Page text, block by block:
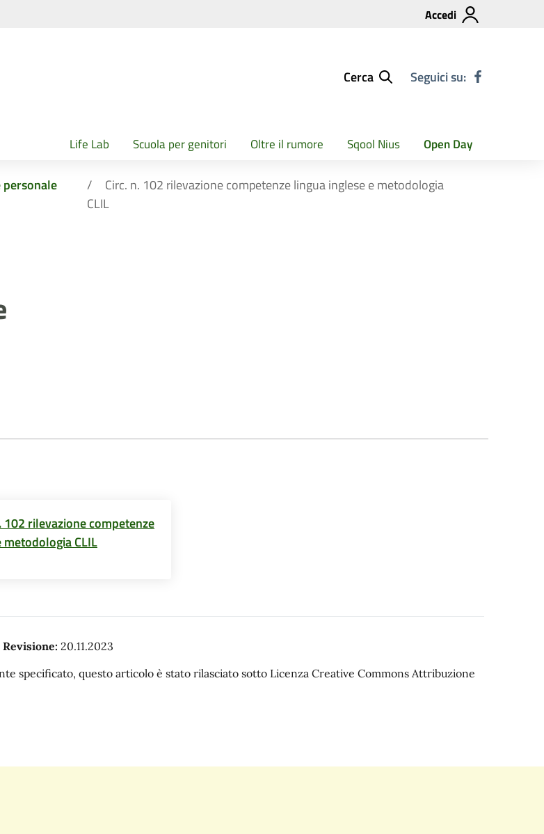
Accedi
Cerca Seguici su:
Life Lab Scuola per genitori Oltre il rumore Sqool Nius Open Day
Circ. n. 102 rilevazione competenze lingua inglese e metodologia
CLIL
102 rilevazione competenze
CLIL
Revisione: 20.11.2023
specificato, questo articolo è stato rilasciato sotto Licenza Creative Commons Attribuzione